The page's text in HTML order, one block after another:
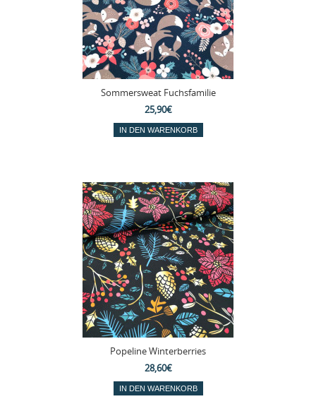
Sommersweat Fuchsfamilie
25,90€
Popeline Winterberries
28,60€